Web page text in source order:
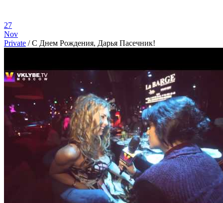
27
Nov
Private /C Днем Рождения, Дарья Пасечник!